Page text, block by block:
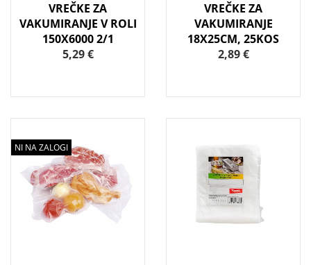
VREČKE ZA
VAKUMIRANJE V ROLI
150X6000 2/1
5,29 €
VREČKE ZA
VAKUMIRANJE
18X25CM, 25KOS
2,89 €
NI NA ZALOGI